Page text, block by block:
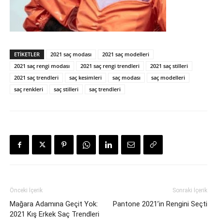
ETIKETLER 2021 saç modası
2021 saç modelleri
2021 saç rengi modası
2021 saç rengi trendleri
2021 saç stilleri
2021 saç trendleri
saç kesimleri saç modası
saç modelleri
saç renkleri
saç stilleri saç trendleri
Önceki İçerik
Mağara Adamına Geçit Yok:
2021 Kış Erkek Saç Trendleri
Sonraki İçerik
Pantone 2021’in Rengini Seçti